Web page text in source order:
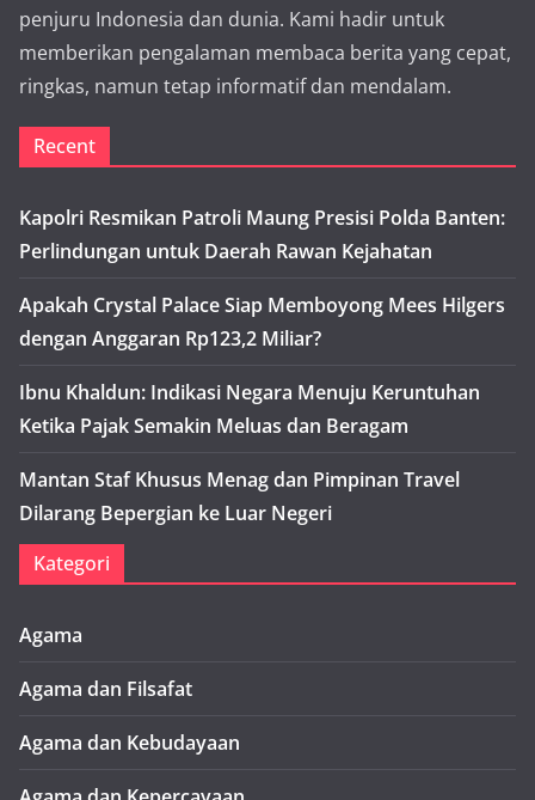
penjuru Indonesia dan dunia. Kami hadir untuk
memberikan pengalaman membaca berita yang cepat,
ringkas, namun tetap informatif dan mendalam.
Recent
Kapolri Resmikan Patroli Maung Presisi Polda Banten:
Perlindungan untuk Daerah Rawan Kejahatan
Apakah Crystal Palace Siap Memboyong Mees Hilgers
dengan Anggaran Rp123,2 Miliar?
Ibnu Khaldun: Indikasi Negara Menuju Keruntuhan
Ketika Pajak Semakin Meluas dan Beragam
Mantan Staf Khusus Menag dan Pimpinan Travel
Dilarang Bepergian ke Luar Negeri
Kategori
Agama
Agama dan Filsafat
Agama dan Kebudayaan